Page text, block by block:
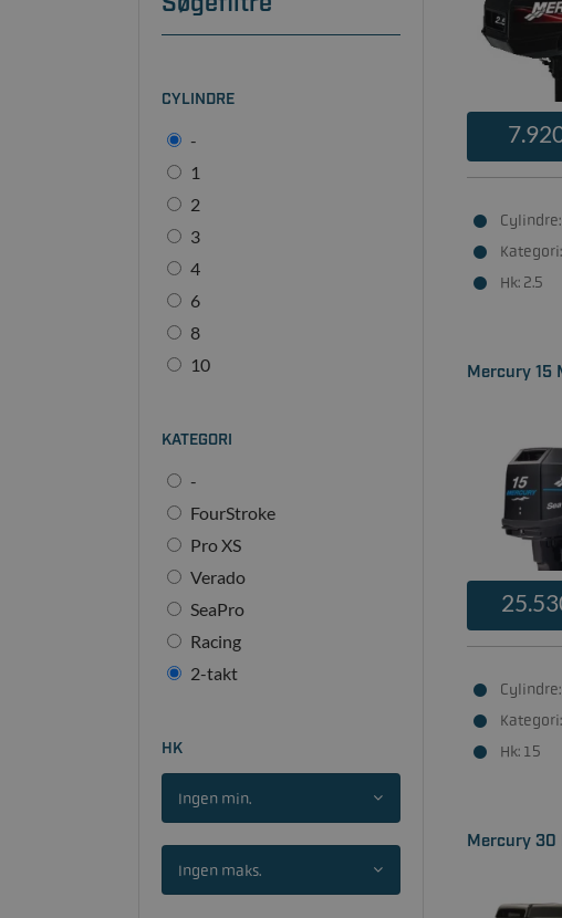
CYLINDRE
-
1
2
3
4
6
8
10
KATEGORI
-
FourStroke
Pro XS
Verado
SeaPro
Racing
2-takt
HK
Ingen min.
Ingen maks.
Hk: 2.5
Mercury 15
Hk: 15
Mercury 30